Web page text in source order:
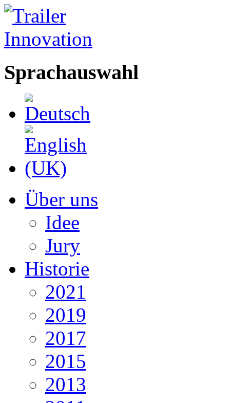
Sprachauswahl
Über uns
Idee
Jury
Historie
2021
2019
2017
2015
2013